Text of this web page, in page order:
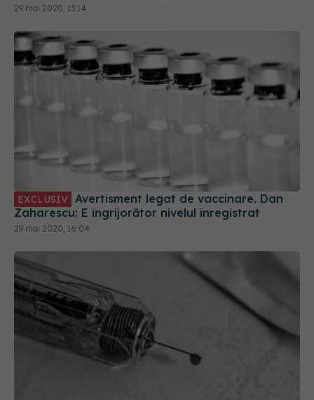
29 mai 2020, 13:14
EXCLUSIV
Zaharescu: E îngrijorător nivelul înregistrat
29 mai 2020, 16:04